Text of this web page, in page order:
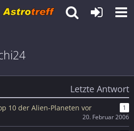
Letzte Antwort
10 der Alien-Planeten vor
1
20. Februar 2006